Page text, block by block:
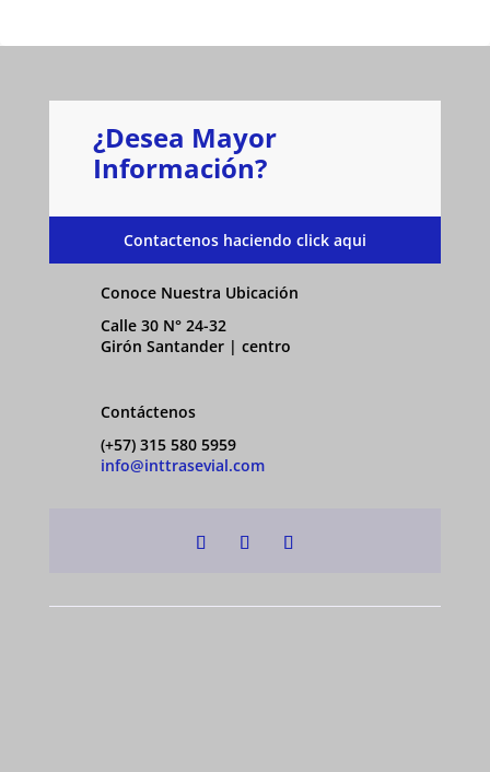
¿Desea Mayor
Información?
Contactenos haciendo click aqui
Conoce Nuestra Ubicación
Calle 30 N° 24-32
Girón Santander | centro
Contáctenos
(+57) 315 580 5959
info@inttrasevial.com